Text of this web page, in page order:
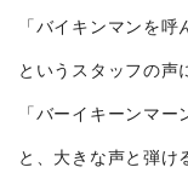
「バイキンマンを呼
というスタッフの声
「バーイキーンマー
と、大きな声と弾け